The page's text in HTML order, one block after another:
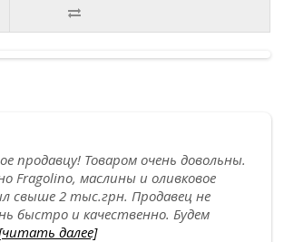
продавцу! Товаром очень довольны.
Fragolino, маслины и оливковое
свыше 2 тыс.грн. Продавец не
быстро и качественно. Будем
далее]